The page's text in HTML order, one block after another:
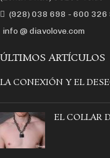
(928) 038 698 - 600 326
info @ diavolove.com
ÚLTIMOS ARTÍCULOS
LA CONEXIÓN Y EL
EL COLLAR